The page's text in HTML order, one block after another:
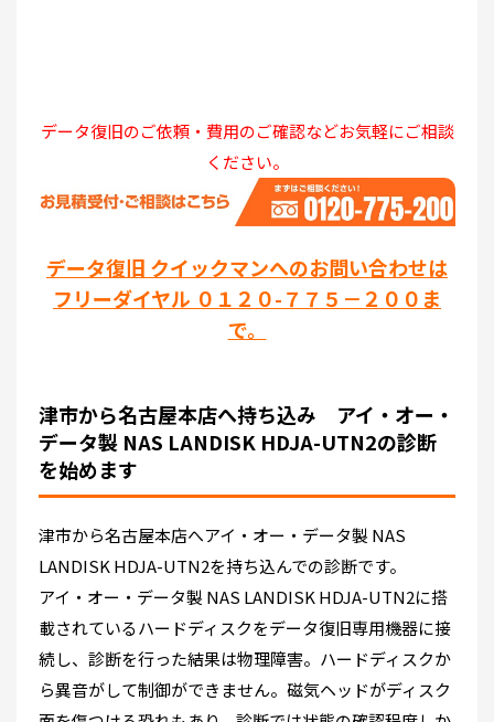
データ復旧のご依頼・費用のご確認などお気軽にご相談
ください。
データ復旧 クイックマンへのお問い合わせは
フリーダイヤル ０１２０-７７５－２００ま
で。
津市から名古屋本店へ持ち込み アイ・オー・
データ製 NAS LANDISK HDJA-UTN2の診断
を始めます
津市から名古屋本店へアイ・オー・データ製 NAS
LANDISK HDJA-UTN2を持ち込んでの診断です。
アイ・オー・データ製 NAS LANDISK HDJA-UTN2に搭
載されているハードディスクをデータ復旧専用機器に接
続し、診断を行った結果は物理障害。ハードディスクか
ら異音がして制御ができません。磁気ヘッドがディスク